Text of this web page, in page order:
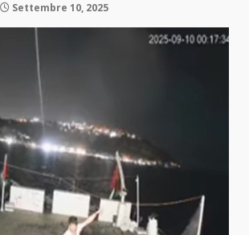
Settembre 10, 2025